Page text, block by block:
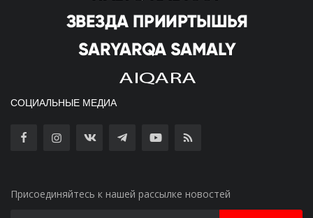
СОЦИАЛЬНЫЕ МЕДИА
Присоединяйтесь к нашей рассылке новостей